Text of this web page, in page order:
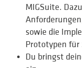
MIGSuite.
sowie die
Prototypen für
Du bringst